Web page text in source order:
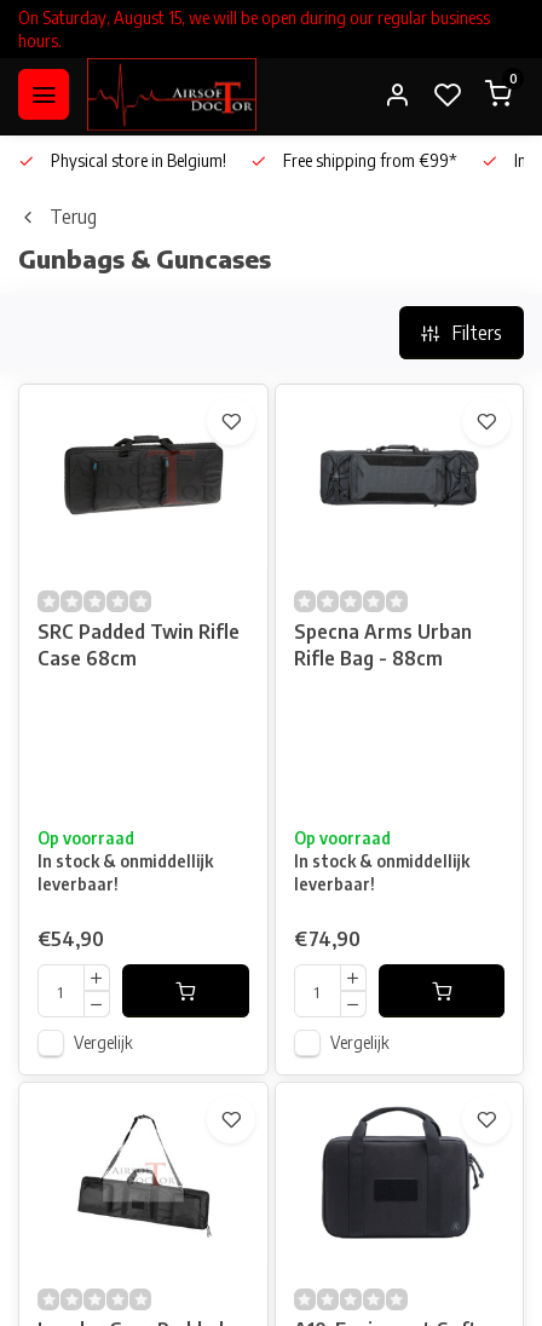
On Saturday, August 15, we will be open during our regular business
hours.
0
Physical store in Belgium! Free shipping from €99*
Terug
Gunbags & Guncases
Filters
SRC Padded Twin Rifle
Case 68cm
Op voorraad
In stock & onmiddellijk
leverbaar!
€54,90
Vergelijk
Specna Arms Urban
Rifle Bag - 88cm
Op voorraad
In stock & onmiddellijk
leverbaar!
€74,90
Vergelijk